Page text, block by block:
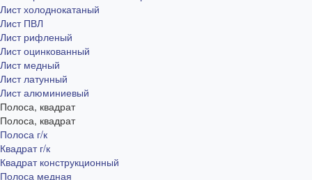
Лист холоднокатаный
Лист ПВЛ
Лист рифленый
Лист оцинкованный
Лист медный
Лист латунный
Лист алюминиевый
Полоса, квадрат
Полоса, квадрат
Полоса г/к
Квадрат г/к
Квадрат конструкционный
Полоса медная